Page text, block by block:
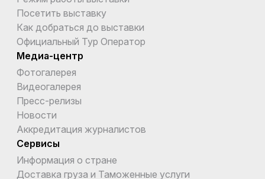
Посетить выставку
Как добраться до выставки
Официальный Тур Оператор
Медиа-центр
Фотогалерея
Видеогалерея
Пресс-релизы
Новости
Аккредитация журналистов
Сервисы
Информация о стране
Доставка груза и Таможенные услуги